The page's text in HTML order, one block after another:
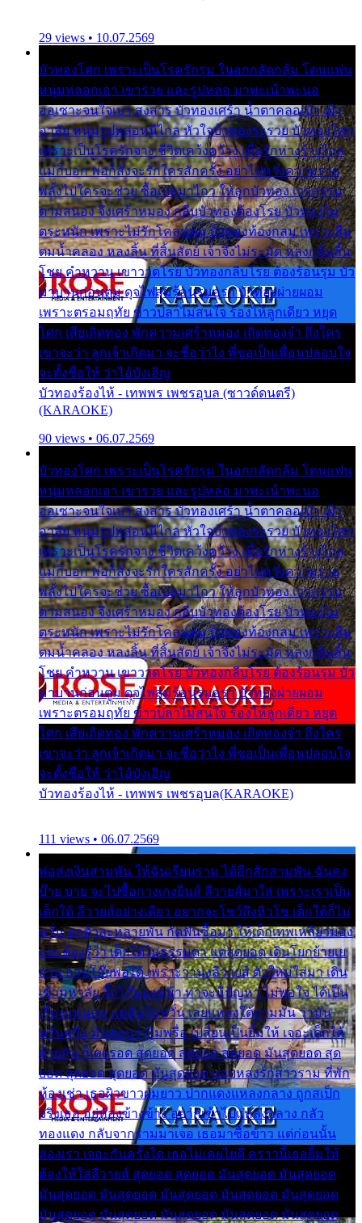
29 views • 10.07.2569
บัวทองโศก เพราะเป็นโรครักรุม ในอกกลัดกลุ้ม โดนแฟน
หนุ่มหลอกเอา เขารวย และรูปหล่อ มาพะเน้าพะนอ
ออเซาะจนใจเบา สงสาร บัวทองเศร้า น้ำตาคลอเบ้า เฝ้า
อาลัย หนุ่มรูปหล่อหนีไกล หัวใจบัวทองระรวย บัวทองโศก
เพราะเป็นโรครักจาง ชีวิตเคว้งคว้าง เมื่อรักห่างร้างไกล
แม่ก็บอก พ่อก็สั่งจะรักใครสักครั้ง อย่าไปหวังความรวย
พลั้งไปใครจะช่วย ซื้อเปลมาไกว ให้ลูกบัวทอง เวรกรรม
ตามสนอง จึงเศร้าหมอง กลีบบัวทองต้องโรย บัวทองไม่
ตระหนัก เพราะไม่รักโคลนตม บัวทองท้องกลม เพราะลืม
ตมน้ำคลอง หลงลิ้น ที่สิ้นสัตย์ เจ้าจึงไม่ระมัด หลงกลิ่นลิ้น
โชย คำหวาน เขาวาดโรย บัวทองกลีบโรย ต้องร้อนรุม บัว
มาบานก่อนตูม ดุจไฟสุมร้อนรุมอุรา บัวทองผ่ายผอม
เพราะตรอมฤทัย ข้าวปลาไม่สนใจ ร้องไห้ลูกเดียว หยุด
โศก เสียเถิดทอง พักความเศร้าหมอง เถิดทองจ๋า ถึงใคร
เขาจะว่า ลูกเจ้าเกิดมา จะชื่อว่าไง พี่ขอเป็นเพื่อนปลอบใจ
จะตั้งชื่อให้ ว่าไอ้บังเอิญ
บัวทองร้องไห้ - เทพพร เพชรอุบล (ซาวด์ดนตรี)
(KARAOKE)
90 views • 06.07.2569
บัวทองโศก เพราะเป็นโรครักรุม ในอกกลัดกลุ้ม โดนแฟน
หนุ่มหลอกเอา เขารวย และรูปหล่อ มาพะเน้าพะนอ
ออเซาะจนใจเบา สงสาร บัวทองเศร้า น้ำตาคลอเบ้า เฝ้า
อาลัย หนุ่มรูปหล่อหนีไกล หัวใจบัวทองระรวย บัวทองโศก
เพราะเป็นโรครักจาง ชีวิตเคว้งคว้าง เมื่อรักห่างร้างไกล
แม่ก็บอก พ่อก็สั่งจะรักใครสักครั้ง อย่าไปหวังความรวย
พลั้งไปใครจะช่วย ซื้อเปลมาไกว ให้ลูกบัวทอง เวรกรรม
ตามสนอง จึงเศร้าหมอง กลีบบัวทองต้องโรย บัวทองไม่
ตระหนัก เพราะไม่รักโคลนตม บัวทองท้องกลม เพราะลืม
ตมน้ำคลอง หลงลิ้น ที่สิ้นสัตย์ เจ้าจึงไม่ระมัด หลงกลิ่นลิ้น
โชย คำหวาน เขาวาดโรย บัวทองกลีบโรย ต้องร้อนรุม บัว
มาบานก่อนตูม ดุจไฟสุมร้อนรุมอุรา บัวทองผ่ายผอม
เพราะตรอมฤทัย ข้าวปลาไม่สนใจ ร้องไห้ลูกเดียว หยุด
โศก เสียเถิดทอง พักความเศร้าหมอง เถิดทองจ๋า ถึงใคร
เขาจะว่า ลูกเจ้าเกิดมา จะชื่อว่าไง พี่ขอเป็นเพื่อนปลอบใจ
จะตั้งชื่อให้ ว่าไอ้บังเอิญ
บัวทองร้องไห้ - เทพพร เพชรอุบล(KARAOKE)
111 views • 06.07.2569
พ่อส่งเงินสามพัน ให้ฉันเรียนราม ได้อีกสักสามพัน ฉันคง
บ๊าย บาย จะไปซื้อกางเกงยีนส์ ลีวายส์มาใส่ เพราะเราเป็น
เด็กใต้ ลีวายส์อย่างเดียว อยากจะโชว์ถึงหิวโซ เด็กใต้ก็ไม่
หวั่น ตกตัวละหลายพัน กัดฟันซื้อมา ให้เด็กเทพเหลียวมอง
และต้องรู้ว่า เด็กใต้ไม่ธรรมดา แต่สุดยอด เดินโยกย้ายเย
ยวน กวนโอ๊ยพอได้ เพราะว่านุ่งลีวายส์ ตัวใหม่ใส่มา เดิน
เข้ามหาลัย จิ๊กโก๊มองหน้า ท่าจะมีปัญหา ไม่พอใจ ได้เป็น
เรื่องแน่นอน แต่ฉันไม่หวั่น เลยแหลงใต้ถามมัน ว่ามัน
พรั่นพรือ มันตอบว่าไม่พรื่อ เปลี่ยนเป็นยิ้มให้ เจอะเด็กใต้
ด้วยกัน ก็เลยรอด สุดยอด สุดยอด สุดยอด มันสุดยอด สุด
ยอด สุดยอด สุดยอด มันสุดยอด แอบหลงรักสาวราม ที่พัก
ห้องเช่า เธอผิวขาวผมยาว ปากแดงแหลงกลาง ถูกสเป็ก
จริงเธอ อยู่ห้องข้างข้าง อยากเข้าไปแหลงกลาง กลัว
ทองแดง กลับจากรามมาเจอ เธอมาซื้อข้าว แต่ก่อนนั้น
สองเรา เจอะกันครั้งใด เธอไม่เคยไยดี คราวนี้เธอยิ้มให้
ต้องให้ใส่ลีวายส์ สุดยอด สุดยอด มันสุดยอด มันสุดยอด
มันสุดยอด มันสุดยอด มันสุดยอด มันสุดยอด มันสุดยอด
มันสุดยอด มันสุดยอด มันสุดยอด มันสุดยอด มันสุดยอด